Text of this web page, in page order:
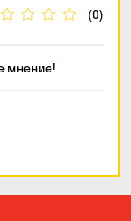
(0)
мнение!